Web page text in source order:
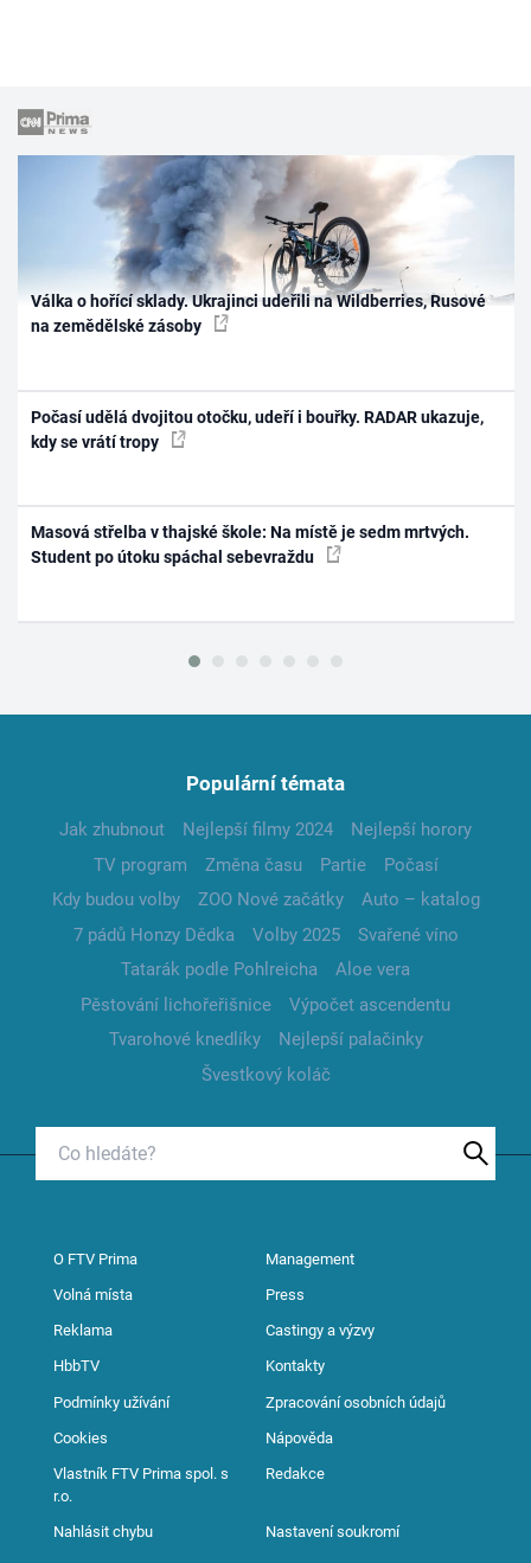
Válka o hořící sklady. Ukrajinci udeřili na Wildberries, Rusové
na zemědělské zásoby
Počasí udělá dvojitou otočku, udeří i bouřky. RADAR ukazuje,
kdy se vrátí tropy
Masová střelba v thajské škole: Na místě je sedm mrtvých.
Student po útoku spáchal sebevraždu
Populární témata
Jak zhubnout Nejlepší filmy 2024
Nejlepší horory
TV program
Změna času Partie
Počasí
Kdy budou volby
ZOO Nové začátky
Auto – katalog
7 pádů Honzy Dědka
Volby 2025
Svařené víno
Tatarák podle Pohlreicha
Aloe vera
Pěstování lichořeřišnice
Výpočet ascendentu
Tvarohové knedlíky
Nejlepší palačinky
Švestkový koláč
O FTV Prima Management
Volná místa Press
Reklama Castingy a výzvy
HbbTV Kontakty
Podmínky užívání Zpracování osobních údajů
Cookies Nápověda
Vlastník FTV Prima spol. s
r.o.
Redakce
Nahlásit chybu Nastavení soukromí